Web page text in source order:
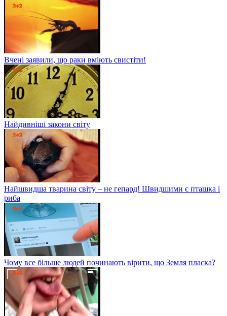
Вчені заявили, що раки вміють свистіти!
Найдивніші закони світу
Найшвидша тварина світу – не гепард! Швидшими є пташка і
риба
Чому все більше людей починають вірити, що Земля пласка?